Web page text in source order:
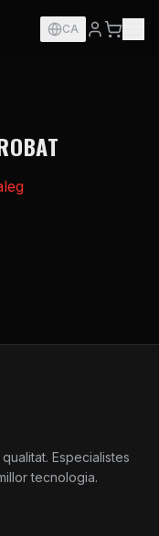
CA
Especialistes
tecnologia.